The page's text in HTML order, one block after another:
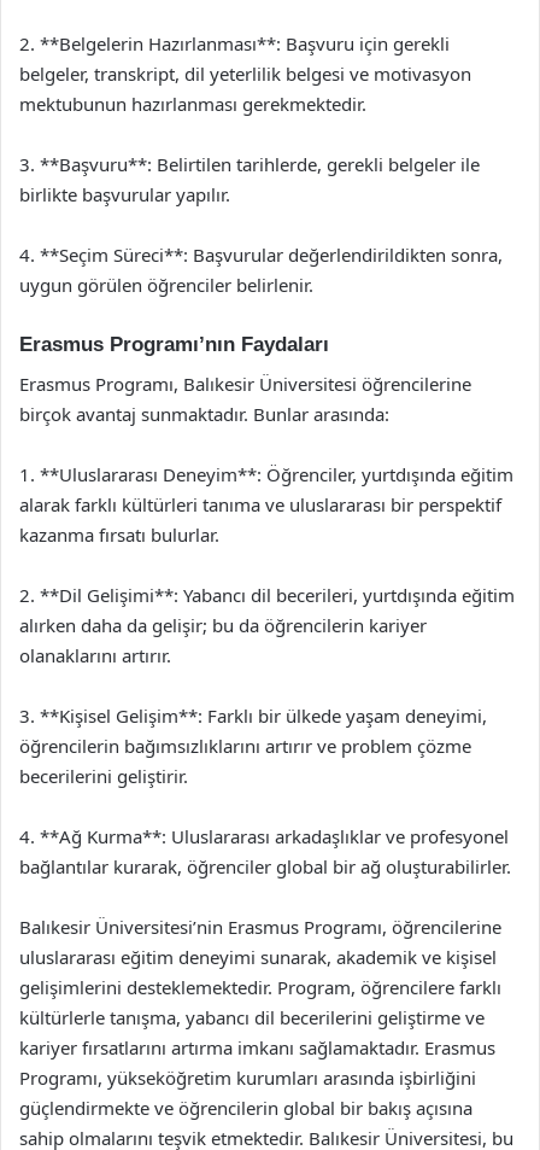
2. **Belgelerin Hazırlanması**: Başvuru için gerekli
belgeler, transkript, dil yeterlilik belgesi ve motivasyon
mektubunun hazırlanması gerekmektedir.
3. **Başvuru**: Belirtilen tarihlerde, gerekli belgeler ile
birlikte başvurular yapılır.
4. **Seçim Süreci**: Başvurular değerlendirildikten sonra,
uygun görülen öğrenciler belirlenir.
Erasmus Programı’nın Faydaları
Erasmus Programı, Balıkesir Üniversitesi öğrencilerine
birçok avantaj sunmaktadır. Bunlar arasında:
1. **Uluslararası Deneyim**: Öğrenciler, yurtdışında eğitim
alarak farklı kültürleri tanıma ve uluslararası bir perspektif
kazanma fırsatı bulurlar.
2. **Dil Gelişimi**: Yabancı dil becerileri, yurtdışında eğitim
alırken daha da gelişir; bu da öğrencilerin kariyer
olanaklarını artırır.
3. **Kişisel Gelişim**: Farklı bir ülkede yaşam deneyimi,
öğrencilerin bağımsızlıklarını artırır ve problem çözme
becerilerini geliştirir.
4. **Ağ Kurma**: Uluslararası arkadaşlıklar ve profesyonel
bağlantılar kurarak, öğrenciler global bir ağ oluşturabilirler.
Balıkesir Üniversitesi’nin Erasmus Programı, öğrencilerine
uluslararası eğitim deneyimi sunarak, akademik ve kişisel
gelişimlerini desteklemektedir. Program, öğrencilere farklı
kültürlerle tanışma, yabancı dil becerilerini geliştirme ve
kariyer fırsatlarını artırma imkanı sağlamaktadır. Erasmus
Programı, yükseköğretim kurumları arasında işbirliğini
güçlendirmekte ve öğrencilerin global bir bakış açısına
sahip olmalarını teşvik etmektedir. Balıkesir Üniversitesi, bu